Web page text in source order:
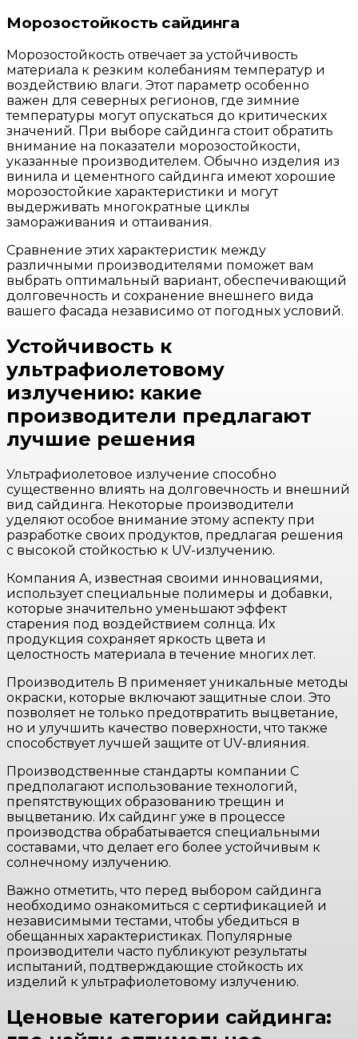
Морозостойкость сайдинга
Морозостойкость отвечает за устойчивость
материала к резким колебаниям температур и
воздействию влаги. Этот параметр особенно
важен для северных регионов, где зимние
температуры могут опускаться до критических
значений. При выборе сайдинга стоит обратить
внимание на показатели морозостойкости,
указанные производителем. Обычно изделия из
винила и цементного сайдинга имеют хорошие
морозостойкие характеристики и могут
выдерживать многократные циклы
замораживания и оттаивания.
Сравнение этих характеристик между
различными производителями поможет вам
выбрать оптимальный вариант, обеспечивающий
долговечность и сохранение внешнего вида
вашего фасада независимо от погодных условий.
Устойчивость к
ультрафиолетовому
излучению: какие
производители предлагают
лучшие решения
Ультрафиолетовое излучение способно
существенно влиять на долговечность и внешний
вид сайдинга. Некоторые производители
уделяют особое внимание этому аспекту при
разработке своих продуктов, предлагая решения
с высокой стойкостью к UV-излучению.
Компания A, известная своими инновациями,
использует специальные полимеры и добавки,
которые значительно уменьшают эффект
старения под воздействием солнца. Их
продукция сохраняет яркость цвета и
целостность материала в течение многих лет.
Производитель B применяет уникальные методы
окраски, которые включают защитные слои. Это
позволяет не только предотвратить выцветание,
но и улучшить качество поверхности, что также
способствует лучшей защите от UV-влияния.
Производственные стандарты компании C
предполагают использование технологий,
препятствующих образованию трещин и
выцветанию. Их сайдинг уже в процессе
производства обрабатывается специальными
составами, что делает его более устойчивым к
солнечному излучению.
Важно отметить, что перед выбором сайдинга
необходимо ознакомиться с сертификацией и
независимыми тестами, чтобы убедиться в
обещанных характеристиках. Популярные
производители часто публикуют результаты
испытаний, подтверждающие стойкость их
изделий к ультрафиолетовому излучению.
Ценовые категории сайдинга: